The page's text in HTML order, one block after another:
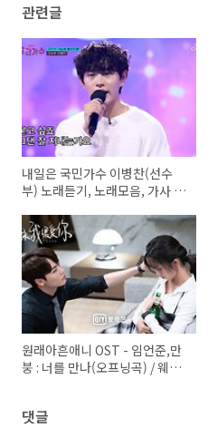
관련글
내일은 국민가수 이병찬(선수
부) 노래듣기, 노래모음, 가사 -
름다운 이별
원래아흔애니 OST - 임언준,만
붕 : 너를 만나(오프닝곡) / 웨이
댓글